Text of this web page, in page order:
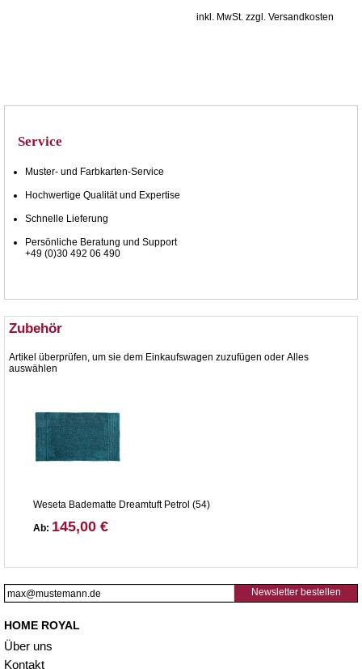
inkl. MwSt. zzgl. Versandkosten
Service
Muster- und Farbkarten-Service
Hochwertige Qualität und Expertise
Schnelle Lieferung
Persönliche Beratung und Support
+49 (0)30 492 06 490
Zubehör
Artikel überprüfen, um sie dem Einkaufswagen zuzufügen oder Alles
auswählen
Weseta Badematte Dreamtuft Petrol (54)
Ab: 145,00 €
Newsletter bestellen
HOME ROYAL
Über uns
Kontakt